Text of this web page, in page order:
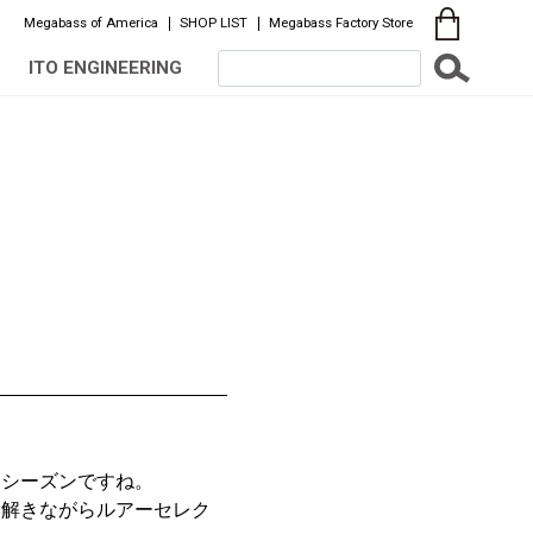
Megabass of America SHOP LIST Megabass Factory Store
ITO ENGINEERING
ーズンですね。
きながらルアーセレク